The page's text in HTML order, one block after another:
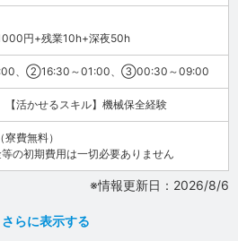
円+残業10h+深夜50h
、②16:30～01:00、③00:30～09:00
活かせるスキル】機械保全経験
寮費無料）
の初期費用は一切必要ありません
※情報更新日：2026/8/6
さらに表示する